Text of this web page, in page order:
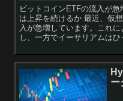
ビットコインETFの流入が
は上昇を続けるか 最近、仮
入が急増しています。これ
し、一方でイーサリアムは
ー